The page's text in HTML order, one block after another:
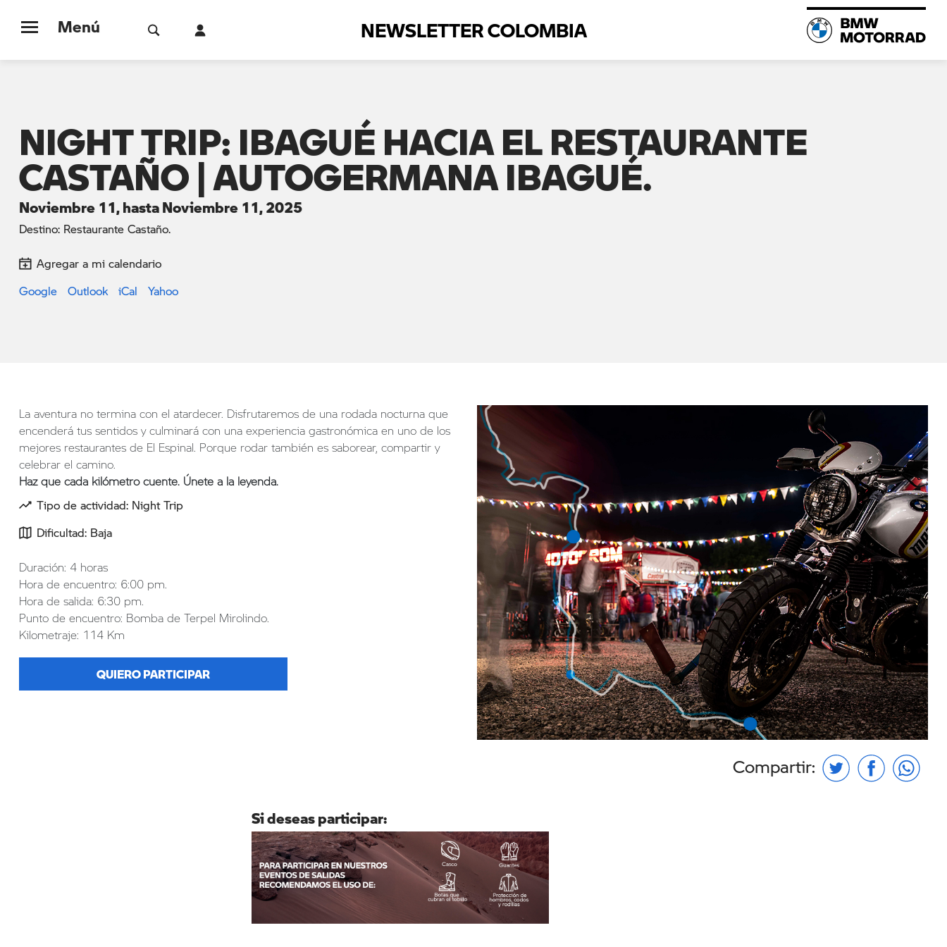
Menú NEWSLETTER COLOMBIA
NIGHT TRIP: IBAGUÉ HACIA EL RESTAURANTE
CASTAÑO | AUTOGERMANA IBAGUÉ.
Noviembre 11, hasta Noviembre 11, 2025
Destino: Restaurante Castaño.
Agregar a mi calendario
Google
Outlook iCal Yahoo
La aventura no termina con el atardecer. Disfrutaremos de una rodada nocturna que
encenderá tus sentidos y culminará con una experiencia gastronómica en uno de los
mejores restaurantes de El Espinal. Porque rodar también es saborear, compartir y
celebrar el camino.
Haz que cada kilómetro cuente. Únete a la leyenda.
Tipo de actividad: Night Trip
Dificultad: Baja
Duración: 4 horas
Hora de encuentro: 6:00 pm.
Hora de salida: 6:30 pm.
Punto de encuentro: Bomba de Terpel Mirolindo.
Kilometraje: 114 Km
QUIERO PARTICIPAR
Compartir:
Si deseas participar: